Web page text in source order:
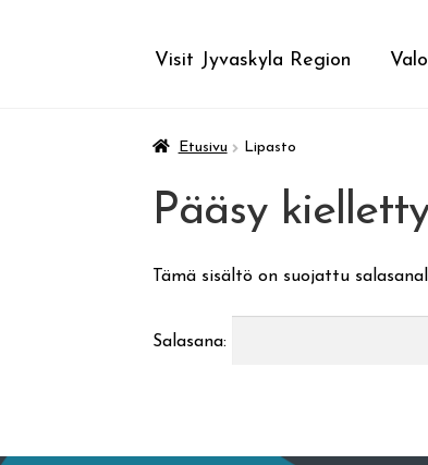
Visit Jyvaskyla Region
Etusivu Lipasto
Pääsy
Tämä sisältö on suojattu
Salasana: